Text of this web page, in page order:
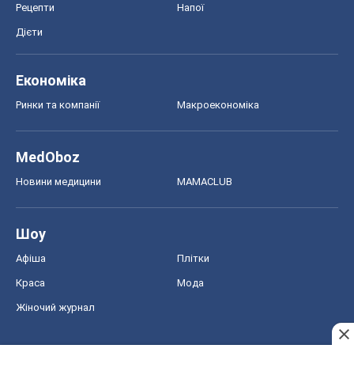
Рецепти Напої
Дієти
Економіка
Ринки та компанії Макроекономіка
MedOboz
Новини медицини MAMACLUB
Шоу
Афіша Плітки
Краса Мода
Жіночий журнал